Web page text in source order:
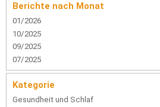
Berichte nach Monat
01/2026
10/2025
09/2025
07/2025
Kategorie
Gesundheit und Schlaf